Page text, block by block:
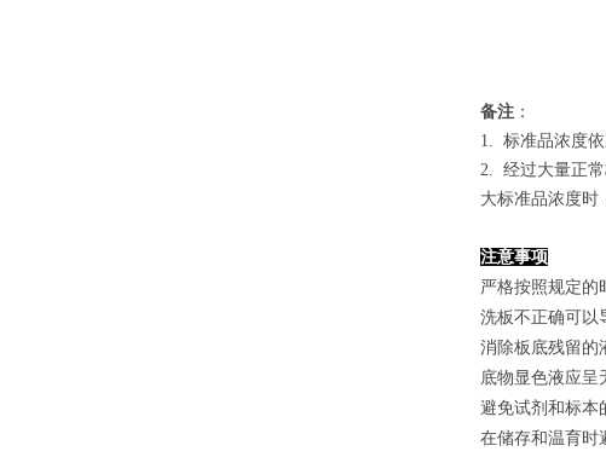
备注 ：
1. 标准品浓度
2. 经过大量正
大标准品浓度时
注意事项
严格按照规定的
洗板不正确可以
消除板底残留的
底物显色液应呈
避免试剂和标本
在储存和温育时